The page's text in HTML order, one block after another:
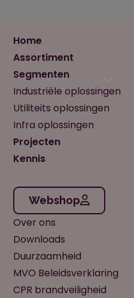
Home
Assortiment
Segmenten
Industriële oplossingen
Utiliteits oplossingen
Infra oplossingen
Projecten
Kennis
Webshop
Over ons
Downloads
Duurzaamheid
MVO Beleidsverklaring
CPR brandveiligheid